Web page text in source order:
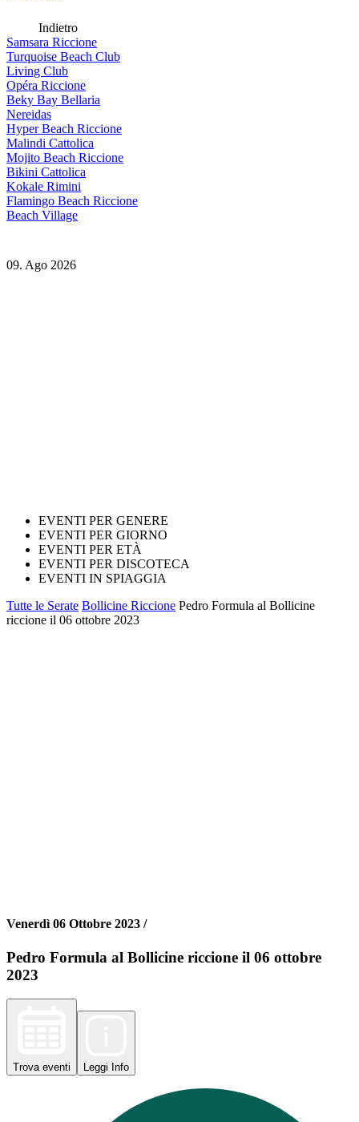
Indietro
Samsara Riccione
Turquoise Beach Club
Living Club
Opéra Riccione
Beky Bay Bellaria
Nereidas
Hyper Beach Riccione
Malindi Cattolica
Mojito Beach Riccione
Bikini Cattolica
Kokale Rimini
Flamingo Beach Riccione
Beach Village
09. Ago 2026
EVENTI PER GENERE
EVENTI PER GIORNO
EVENTI PER ETÀ
EVENTI PER DISCOTECA
EVENTI IN SPIAGGIA
Tutte le Serate Bollicine Riccione Pedro Formula al Bollicine
riccione il 06 ottobre 2023
Venerdì 06 Ottobre 2023 /
Pedro Formula al Bollicine riccione il 06 ottobre
2023
Trova eventi Leggi Info